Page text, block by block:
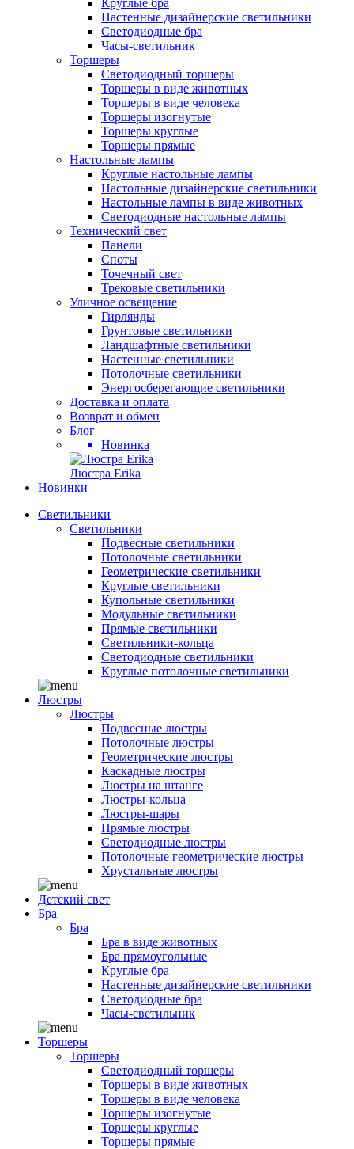
Круглые бра
Настенные дизайнерские светильники
Светодиодные бра
Часы-светильник
Торшеры
Светодиодный торшеры
Торшеры в виде животных
Торшеры в виде человека
Торшеры изогнутые
Торшеры круглые
Торшеры прямые
Настольные лампы
Круглые настольные лампы
Настольные дизайнерские светильники
Настольные лампы в виде животных
Светодиодные настольные лампы
Технический свет
Панели
Споты
Точечный свет
Трековые светильники
Уличное освещение
Гирлянды
Грунтовые светильники
Ландшафтные светильники
Настенные светильники
Потолочные светильники
Энергосберегающие светильники
Доставка и оплата
Возврат и обмен
Блог
Новинка
Люстра Erika
Новинки
Светильники
Светильники
Подвесные светильники
Потолочные светильники
Геометрические светильники
Круглые светильники
Купольные светильники
Модульные светильники
Прямые светильники
Светильники-кольца
Светодиодные светильники
Круглые потолочные светильники
Люстры
Люстры
Подвесные люстры
Потолочные люстры
Геометрические люстры
Каскадные люстры
Люстры на штанге
Люстры-кольца
Люстры-шары
Прямые люстры
Светодиодные люстры
Потолочные геометрические люстры
Хрустальные люстры
Детский свет
Бра
Бра
Бра в виде животных
Бра прямоугольные
Круглые бра
Настенные дизайнерские светильники
Светодиодные бра
Часы-светильник
Торшеры
Торшеры
Светодиодный торшеры
Торшеры в виде животных
Торшеры в виде человека
Торшеры изогнутые
Торшеры круглые
Торшеры прямые